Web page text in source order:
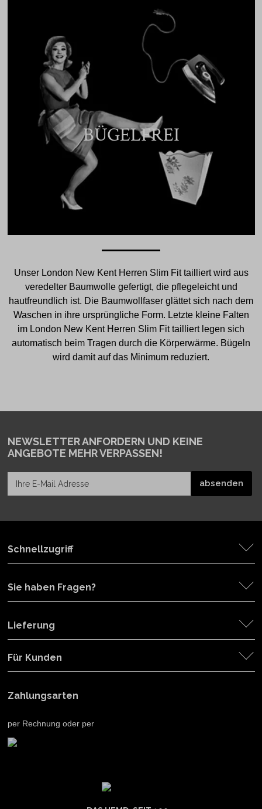
BÜGELFREI
Unser London New Kent Herren Slim Fit tailliert wird aus
veredelter Baumwolle gefertigt, die pflegeleicht und
hautfreundlich ist. Die Baumwollfaser glättet sich nach dem
Waschen in ihre ursprüngliche Form. Letzte kleine Falten
im London New Kent Herren Slim Fit tailliert legen sich
automatisch beim Tragen durch die Körperwärme. Bügeln
wird damit auf das Minimum reduziert.
NEWSLETTER ANFORDERN UND KEINE
ANGEBOTE MEHR VERPASSEN!
Schnellzugriff
Sie haben Fragen?
Lieferung
Für Kunden
Zahlungsarten
per Rechnung oder per